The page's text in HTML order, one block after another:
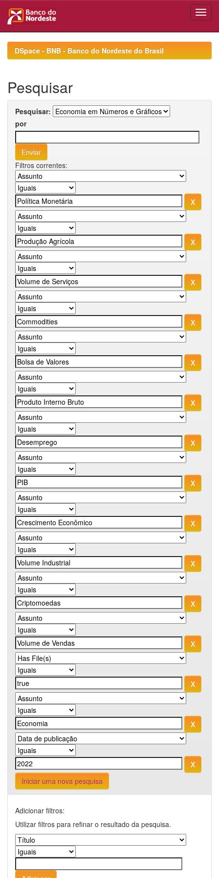
navigationDSpace - BNB - Banco do Nordeste do Brasil
Pesquisar
Pesquisar:
por
Filtros correntes:
Iniciar uma nova pesquisa
Adicionar filtros:
Utilizar filtros para refinar o resultado da pesquisa.